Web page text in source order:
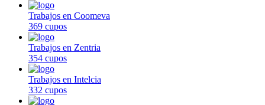
Trabajos en Coomeva
369 cupos
Trabajos en Zentria
354 cupos
Trabajos en Intelcia
332 cupos